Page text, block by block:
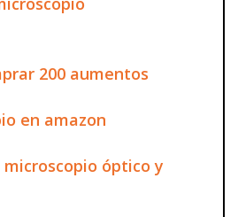
200 aumentos
en amazon
óptico y